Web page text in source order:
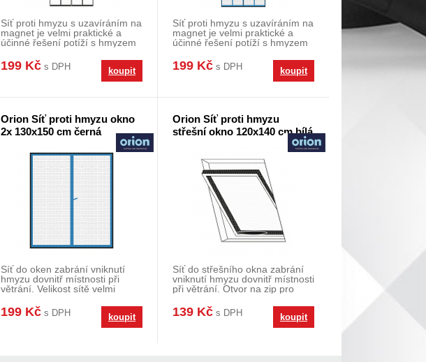
Síť proti hmyzu s uzavíráním na
magnet je velmi praktické a
účinné řešení potíží s hmyzem
199 Kč s DPH koupit
Síť proti hmyzu s uzavíráním na
magnet je velmi praktické a
účinné řešení potíží s hmyzem
199 Kč s DPH koupit
Orion Síť proti hmyzu okno
2x 130x150 cm černá
Síť do oken zabrání vniknutí
hmyzu dovnitř místnosti při
větrání. Velikost sítě velmi
199 Kč s DPH koupit
Orion Síť proti hmyzu
střešní okno 120x140 cm bílá
Síť do střešního okna zabrání
vniknutí hmyzu dovnitř místnosti
při větrání. Otvor na zip pro
139 Kč s DPH koupit